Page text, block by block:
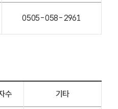
0505-058-2961
수 기타